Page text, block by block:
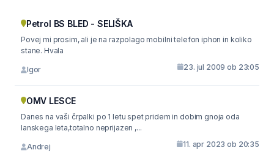
Petrol BS BLED - SELIŠKA
Povej mi prosim, ali je na razpolago mobilni telefon iphon in koliko
stane. Hvala
Igor 23. jul 2009 ob 23:05
OMV LESCE
Danes na vaši črpalki po 1 letu spet pridem in dobim gnoja oda
lanskega leta,totalno neprijazen ,...
Andrej 11. apr 2023 ob 20:35